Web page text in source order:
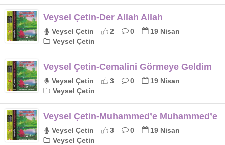
Veysel Çetin-Der Allah Allah
Veysel Çetin 2 0
19 Nisan
Veysel Çetin
Veysel Çetin-Cemalini Görmeye Geldim
Veysel Çetin 3 0
19 Nisan
Veysel Çetin
Veysel Çetin-Muhammed’e Muhammed’e
Veysel Çetin 3 0
19 Nisan
Veysel Çetin